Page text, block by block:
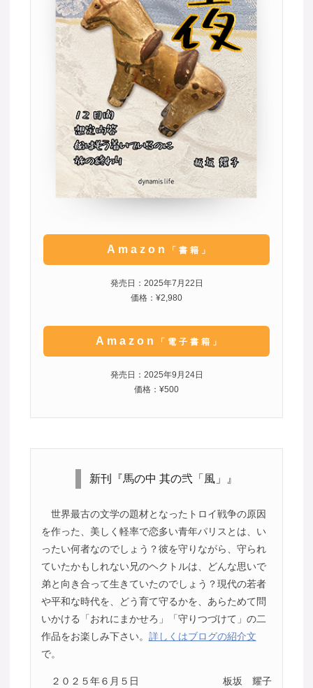
Amazon 「書籍」
発売日：2025年7月22日
価格：¥2,980
Amazon 「電子書籍」
発売日：2025年9月24日
価格：¥500
新刊『馬の中 其の弐「風」』
世界最古の文学の題材となったトロイ戦争の原因
を作った、美しく軽率で恋多い青年パリスとは、い
ったい何者なのでしょう？彼を守りながら、守られ
ていたかもしれない兄のヘクトルは、どんな思いで
弟と向き合って生きていたのでしょう？現代の若者
や平和な時代を、どう育て守るかを、あらためて問
いかける「おれにまかせろ」「守りつづけて」の二
作品をお楽しみ下さい。 詳しくはブログの紹介文
で。
２０２５年６月５日 板坂 耀子